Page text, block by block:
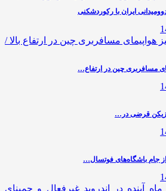
ایران با رکوردشکنی
مسافربری چین در ارتفاع…
از جام باشگاه‌های فوتسال…